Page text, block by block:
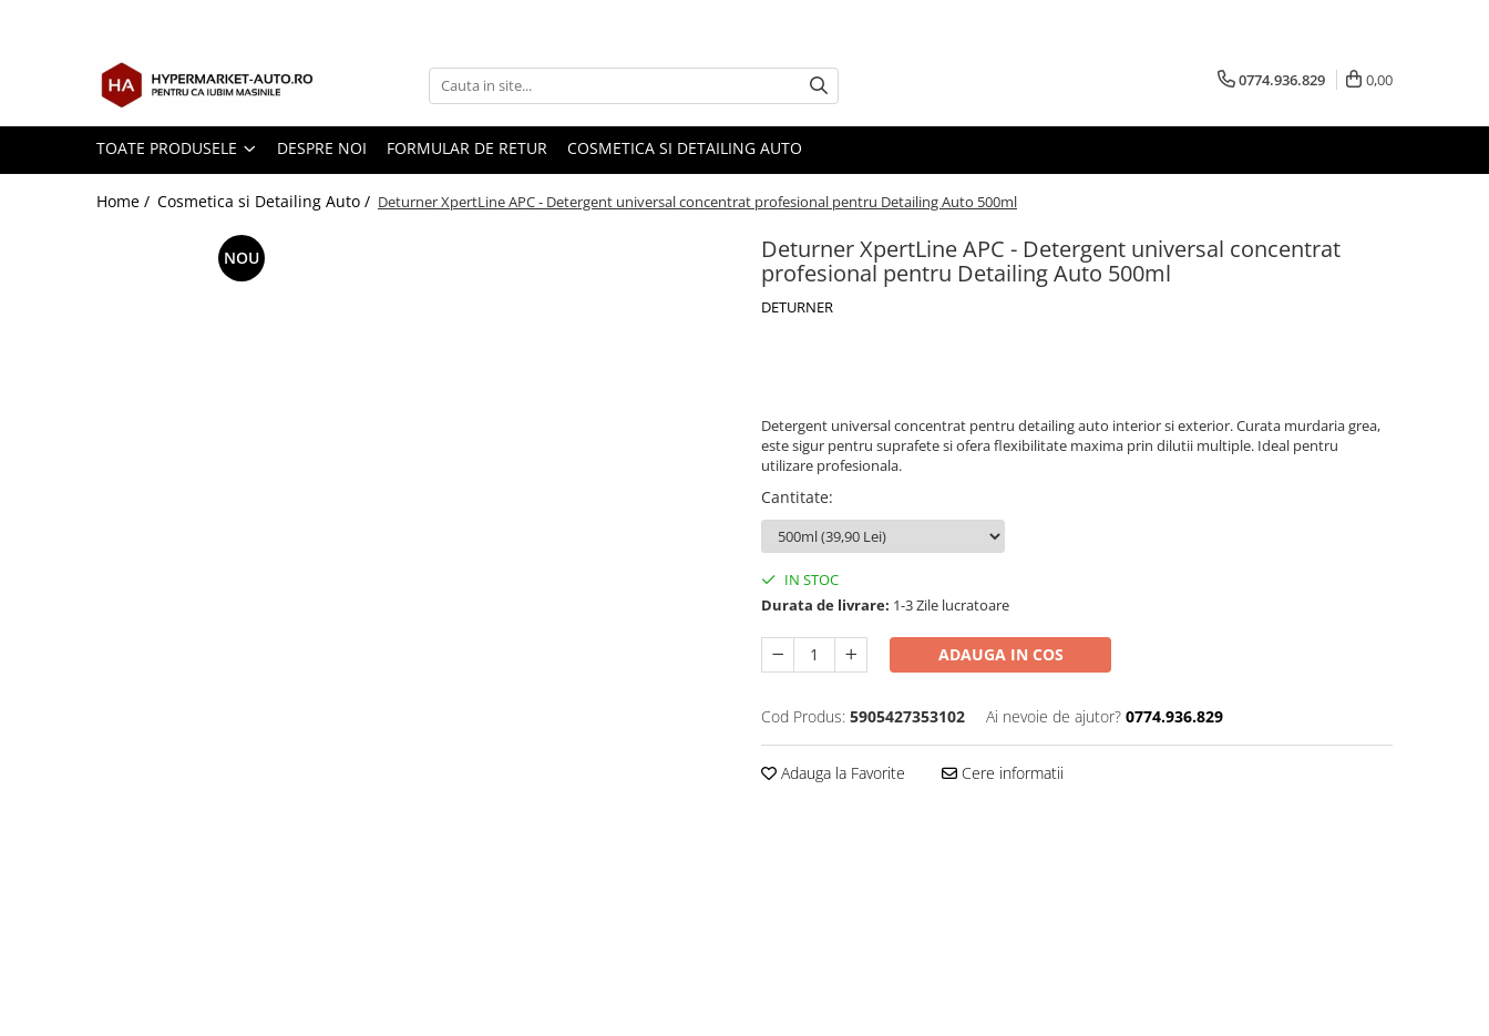
0774.936.829 0,00
TOATE PRODUSELE DESPRE NOI FORMULAR DE RETUR COSMETICA SI DETAILING AUTO
Home / Cosmetica si Detailing Auto / Deturner XpertLine APC - Detergent universal concentrat profesional pentru Detailing Auto 500ml
Deturner XpertLine APC - Detergent universal concentrat
profesional pentru Detailing Auto 500ml
DETURNER
NOU
Detergent universal concentrat pentru detailing auto interior si exterior. Curata murdaria grea,
este sigur pentru suprafete si ofera flexibilitate maxima prin dilutii multiple. Ideal pentru
utilizare profesionala.
Cantitate:
IN STOC
Durata de livrare: 1-3 Zile lucratoare
ADAUGA IN COS
Cod Produs: 5905427353102 Ai nevoie de ajutor? 0774.936.829
Adauga la Favorite Cere informatii